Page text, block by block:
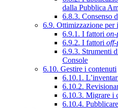
dalla Pubblica
6.8.3. Consenso
6.9. Ottimizzazione
6.9.1. I fattori on-
6.9.2. I fattori off-
6.9.3. Strumenti
Console
6.10. Gestire i contenuti
6.10.1.
6.10.2.
6.10.3. Migrare i
6.10.4.